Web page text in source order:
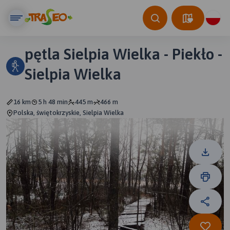
pętla Sielpia Wielka - Piekło -
Sielpia Wielka
16 km 5 h 48 min 445 m
466 m
Polska, świętokrzyskie, Sielpia Wielka